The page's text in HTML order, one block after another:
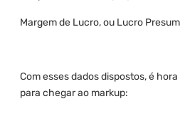
Margem de Lucro, ou Lucro
Com esses dados dispostos, é
para chegar ao markup: